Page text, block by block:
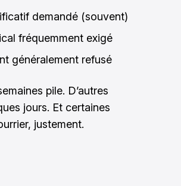
demandé (souvent)
fréquemment exigé
généralement refusé
pile. D’autres
jours. Et certaines
justement.